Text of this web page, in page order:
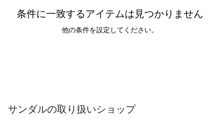
条件に一致するアイテムは見つかりません
他の条件を設定してください。
サンダルの取り扱いショップ